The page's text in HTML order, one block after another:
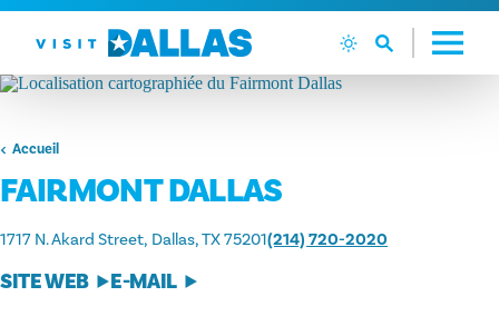
Aller directement au contenu
Accueil
FAIRMONT DALLAS
1717 N. Akard Street Dallas, TX 75201(214) 720-2020
SITE WEB E-MAIL